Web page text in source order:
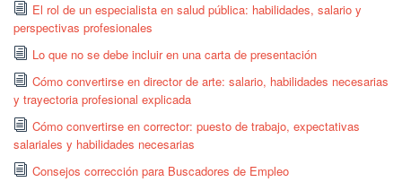
El rol de un especialista en salud pública: habilidades, salario y
perspectivas profesionales
Lo que no se debe incluir en una carta de presentación
Cómo convertirse en director de arte: salario, habilidades necesarias
y trayectoria profesional explicada
Cómo convertirse en corrector: puesto de trabajo, expectativas
salariales y habilidades necesarias
Consejos corrección para Buscadores de Empleo